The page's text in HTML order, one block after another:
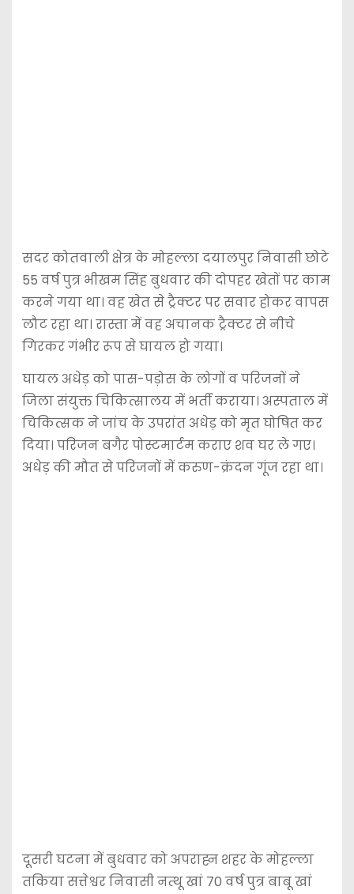
सदर कोतवाली क्षेत्र के मोहल्ला दयालपुर निवासी छोटे
55 वर्ष पुत्र भीखम सिंह बुधवार की दोपहर खेतों पर काम
करने गया था। वह खेत से ट्रैक्टर पर सवार होकर वापस
लौट रहा था। रास्ता में वह अचानक ट्रैक्टर से नीचे
गिरकर गंभीर रूप से घायल हो गया।
घायल अधेड़ को पास-पड़ोस के लोगों व परिजनों ने
जिला संयुक्त चिकित्सालय में भर्ती कराया। अस्पताल में
चिकित्सक ने जांच के उपरांत अधेड़ को मृत घोषित कर
दिया। परिजन बगैर पोस्टमार्टम कराए शव घर ले गए।
अधेड़ की मौत से परिजनों में करुण-क्रंदन गूंज रहा था।
दूसरी घटना में बुधवार को अपराह्न शहर के मोहल्ला
तकिया सत्तेश्वर निवासी नत्थू खां 70 वर्ष पुत्र बाबू खां